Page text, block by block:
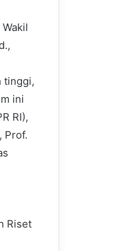
tinggi,
ini
RI),
Prof.
Riset